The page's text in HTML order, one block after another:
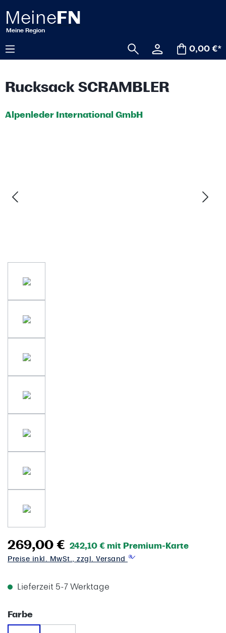
springen
0,00 €*
Rucksack SCRAMBLER
Alpenleder International GmbH
269,00 € 242,10 € mit Premium-Karte
Preise inkl. MwSt., zzgl. Versand
Lieferzeit 5-7 Werktage
Farbeauswählen